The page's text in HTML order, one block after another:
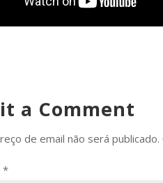
a Comment
de email não será publicado.
*